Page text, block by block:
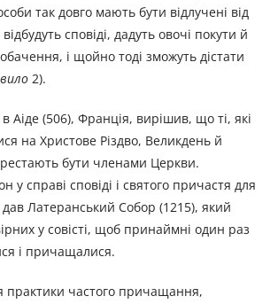
так довго мають бути відлучені від
сповіді, дадуть овочі покути й
і щойно тоді зможуть дістати
2).
Аіде (506), Франція, вирішив, що ті, які
на Христове Різдво, Великдень й
бути членами Церкви.
у справі сповіді і святого причастя для
дав Латеранський Собор (1215), який
у совісті, щоб принаймні один раз
і причащалися.
практики частого причащання,